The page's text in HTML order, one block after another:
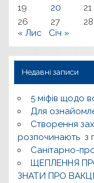
19
20 21
26
27 28
« Лис
Січ »
Недавні записи
5 міфів щодо
Для
Створення
розпочинають з
Санітарно-
ЩЕПЛЕННЯ
ЗНАТИ ПРО